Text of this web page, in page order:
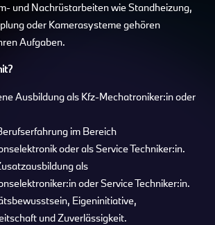
und Nachrüstarbeiten wie Standheizung,
oder Kamerasysteme gehören
Aufgaben.
Ausbildung als Kfz-Mechatroniker:in oder
im Bereich
oder als Service Techniker:in.
als
oder Service Techniker:in.
Eigeninitiative,
und Zuverlässigkeit.